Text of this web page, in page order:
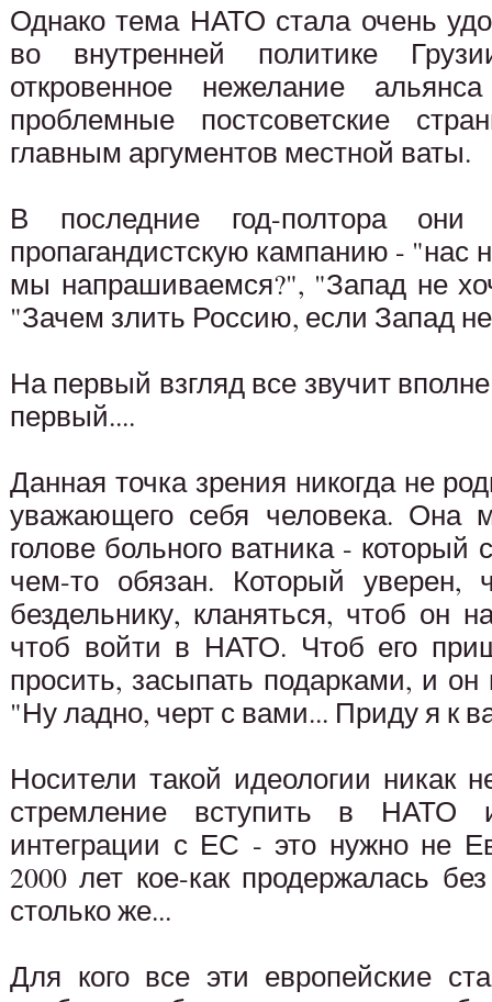
Однако тема НАТО стала очень
во внутренней политике
откровенное нежелание
проблемные постсоветские
главным аргументов местной ваты.
В последние год-полтора они
пропагандистскую кампанию -
мы напрашиваемся?", "Запад не
"Зачем злить Россию, если Запад
На первый взгляд все звучит
первый....
Данная точка зрения никогда не
уважающего себя человека. Она
голове больного ватника -
чем-то обязан. Который уверен,
бездельнику, кланяться, чтоб он
чтоб войти в НАТО. Чтоб его
просить, засыпать подарками, и
"Ну ладно, черт с вами... Приду я к
Носители такой идеологии никак
стремление вступить в НАТО
интеграции с ЕС - это нужно не
2000 лет кое-как продержалась
столько же...
Для кого все эти европейские